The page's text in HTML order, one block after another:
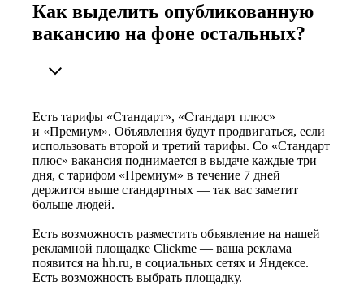
Как выделить опубликованную
вакансию на фоне остальных?
Есть тарифы «Стандарт», «Стандарт плюс»
и «Премиум». Объявления будут продвигаться, если
использовать второй и третий тарифы. Со «Стандарт
плюс» вакансия поднимается в выдаче каждые три
дня, с тарифом «Премиум» в течение 7 дней
держится выше стандартных — так вас заметит
больше людей.
Есть возможность разместить объявление на нашей
рекламной площадке Clickme — ваша реклама
появится на hh.ru, в социальных сетях и Яндексе.
Есть возможность выбрать площадку.